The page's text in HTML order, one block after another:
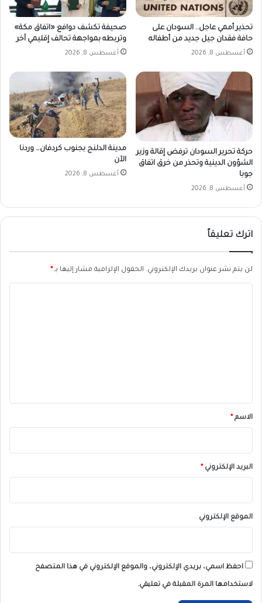
تحذير أممي عاجل.. السودان على
حافة فقدان جيل جديد من أطفاله
أغسطس 8, 2026
صحيفة تكشف دوافع «اتفاق مكة»
وتربطه بمواجهة تحالف إقليمي آخر
أغسطس 8, 2026
حركة تحرير السودان ترفض إقالة وزير
الشؤون الدينية وتحذر من خرق اتفاق
جوبا
أغسطس 8, 2026
مدينة الدلنج بجنوب كردفان… وردنا
الآن
أغسطس 8, 2026
اترك تعليقاً
لن يتم نشر عنوان بريدك الإلكتروني. الحقول الإلزامية مشار إليها بـ*
*الاسم*
البريد الإلكتروني*
الموقع الإلكتروني
احفظ اسمي، بريدي الإلكتروني، والموقع الإلكتروني في هذا المتصفح
لاستخدامها المرة المقبلة في تعليقي.